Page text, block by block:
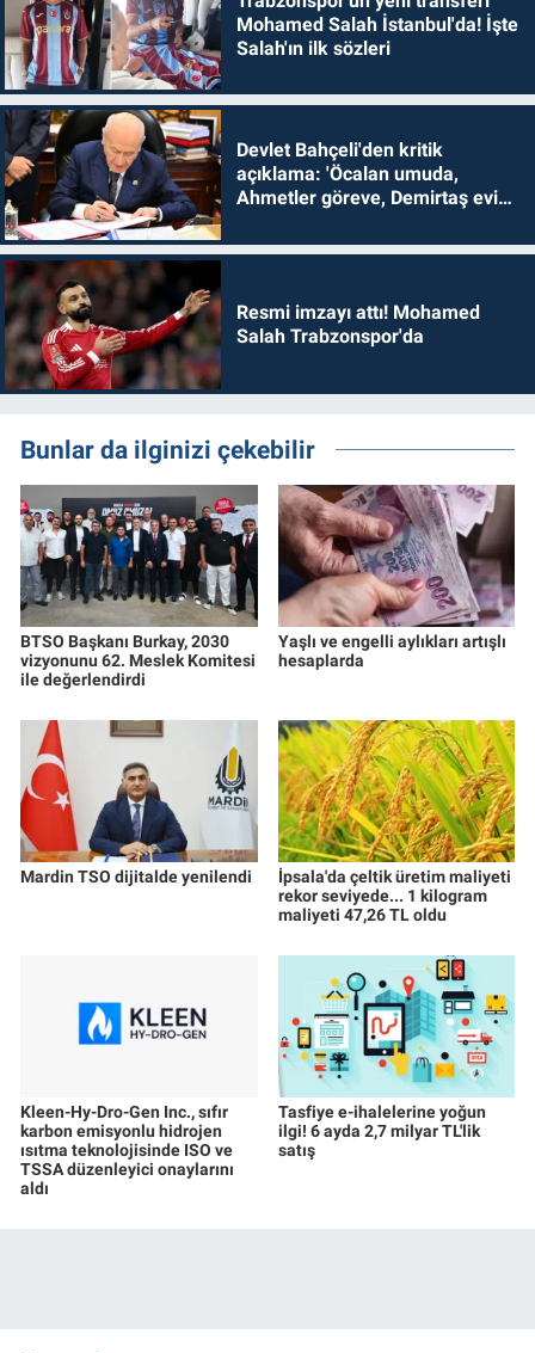
Mohamed Salah İstanbul'da! İşte
Salah'ın ilk sözleri
Devlet Bahçeli'den kritik
açıklama: 'Öcalan umuda,
Ahmetler göreve, Demirtaş evine
Resmi imzayı attı! Mohamed
Salah Trabzonspor'da
Bunlar da ilginizi çekebilir
BTSO Başkanı Burkay, 2030
vizyonunu 62. Meslek Komitesi
ile değerlendirdi
Yaşlı ve engelli aylıkları artışlı
hesaplarda
Mardin TSO dijitalde yenilendi
İpsala'da çeltik üretim maliyeti
rekor seviyede... 1 kilogram
maliyeti 47,26 TL oldu
Kleen-Hy-Dro-Gen Inc., sıfır
karbon emisyonlu hidrojen
ısıtma teknolojisinde ISO ve
TSSA düzenleyici onaylarını
aldı
Tasfiye e-ihalelerine yoğun
ilgi! 6 ayda 2,7 milyar TL'lik
satış